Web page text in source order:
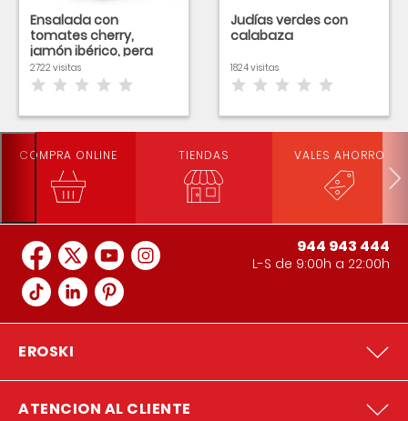
Ensalada con
tomates cherry,
jamón ibérico, pera
conferencia y
vinagreta de
2722 visitas
Judías verdes con
calabaza
1824 visitas
COMPRA ONLINE TIENDAS VALES AHORRO
944 943 444
L-S de 9:00h a 22:00h
EROSKI
ATENCION AL CLIENTE